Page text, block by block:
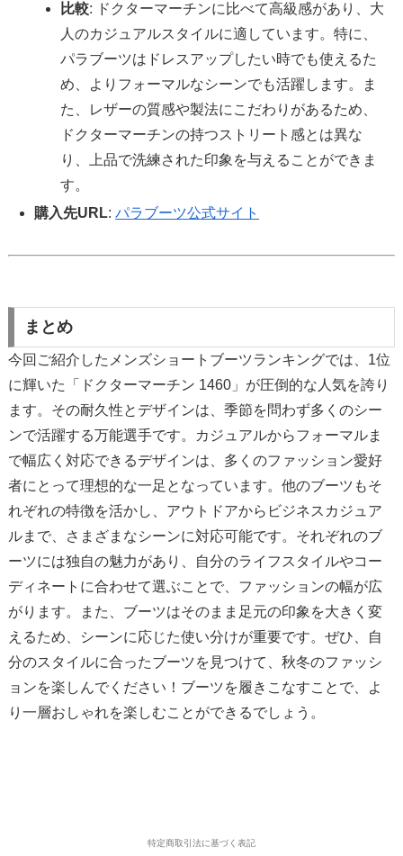
比較: ドクターマーチンに比べて高級感があり、大
人のカジュアルスタイルに適しています。特に、
パラブーツはドレスアップしたい時でも使えるた
め、よりフォーマルなシーンでも活躍します。ま
た、レザーの質感や製法にこだわりがあるため、
ドクターマーチンの持つストリート感とは異な
り、上品で洗練された印象を与えることができま
す。
購入先URL:パラブーツ公式サイト
まとめ
今回ご紹介したメンズショートブーツランキングでは、1位
に輝いた「ドクターマーチン 1460」が圧倒的な人気を誇り
ます。その耐久性とデザインは、季節を問わず多くのシー
ンで活躍する万能選手です。カジュアルからフォーマルま
で幅広く対応できるデザインは、多くのファッション愛好
者にとって理想的な一足となっています。他のブーツもそ
れぞれの特徴を活かし、アウトドアからビジネスカジュア
ルまで、さまざまなシーンに対応可能です。それぞれのブ
ーツには独自の魅力があり、自分のライフスタイルやコー
ディネートに合わせて選ぶことで、ファッションの幅が広
がります。また、ブーツはそのまま足元の印象を大きく変
えるため、シーンに応じた使い分けが重要です。ぜひ、自
分のスタイルに合ったブーツを見つけて、秋冬のファッシ
ョンを楽しんでください！ブーツを履きこなすことで、よ
り一層おしゃれを楽しむことができるでしょう。
特定商取引法に基づく表記